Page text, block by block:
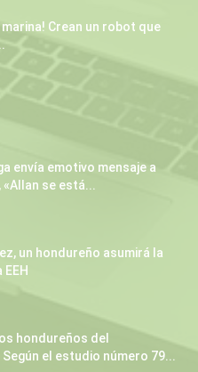
marina! Crean un robot que
envía emotivo mensaje a
se está...
un hondureño asumirá la
hondureños del
el estudio número 79...